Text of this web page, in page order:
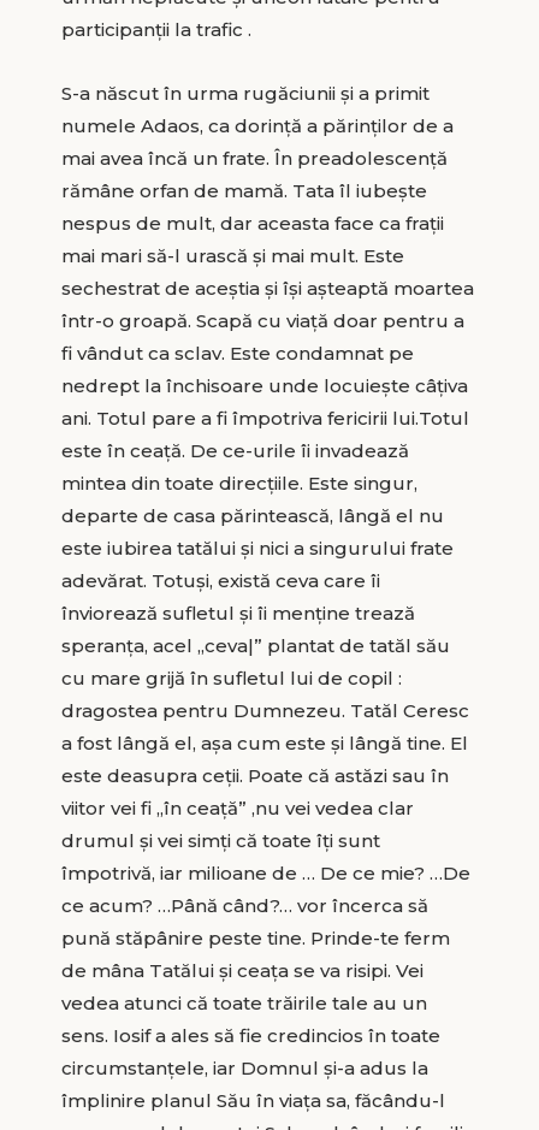
participanții la trafic .
S-a născut în urma rugăciunii și a primit
numele Adaos, ca dorință a părinților de a
mai avea încă un frate. În preadolescență
rămâne orfan de mamă. Tata îl iubește
nespus de mult, dar aceasta face ca frații
mai mari să-l urască și mai mult. Este
sechestrat de aceștia și își așteaptă moartea
într-o groapă. Scapă cu viață doar pentru a
fi vândut ca sclav. Este condamnat pe
nedrept la închisoare unde locuiește câțiva
ani. Totul pare a fi împotriva fericirii lui.Totul
este în ceață. De ce-urile îi invadează
mintea din toate direcțiile. Este singur,
departe de casa părintească, lângă el nu
este iubirea tatălui și nici a singurului frate
adevărat. Totuși, există ceva care îi
înviorează sufletul și îi menține trează
speranța, acel „ceva|” plantat de tatăl său
cu mare grijă în sufletul lui de copil :
dragostea pentru Dumnezeu. Tatăl Ceresc
a fost lângă el, așa cum este și lângă tine. El
este deasupra ceții. Poate că astăzi sau în
viitor vei fi „în ceață” ,nu vei vedea clar
drumul și vei simți că toate îți sunt
împotrivă, iar milioane de … De ce mie? …De
ce acum? …Până când?… vor încerca să
pună stăpânire peste tine. Prinde-te ferm
de mâna Tatălui și ceața se va risipi. Vei
vedea atunci că toate trăirile tale au un
sens. Iosif a ales să fie credincios în toate
circumstanțele, iar Domnul și-a adus la
împlinire planul Său în viața sa, făcându-l